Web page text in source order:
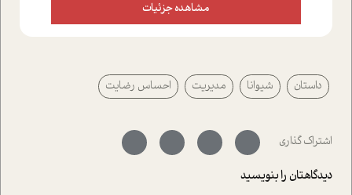
علیخواه، جامعه شناس در بخش های مختلف تلاش کرده ایم
از دریچه های گوناگون به این موضوع مهم بپردازیم.فصل
پیرامون آن آشنا می کند.در بخش دو فنجان داغ به سراغ افرادی
رفته ایم که موفقیت را در عمل به اثبات رسانده اند؛ سید
حمیدرضا محتشمی که بیست و پنجمین سال فعالیت حرفه
سر نهاده است و نیز کرامت عزیز زاده؛ سفیر صلح و دوستی که
با رکاب زدن در بیش از هفتاد کشور و کاشتن درخت، به نماد
حمایت از محیط زیست و منابع طبیعی تبدیل گشته
است.فصل روایت اجنبی ها در این شماره به دو موضوع
مشاهده جزئیات
داستان شیوانا مدیریت احساس رضایت
اشتراک گذاری
دیدگاهتان را بنویسید